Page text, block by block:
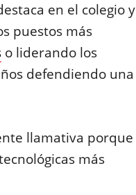
en el colegio y
puestos más
o liderando los
defendiendo una
llamativa porque
más